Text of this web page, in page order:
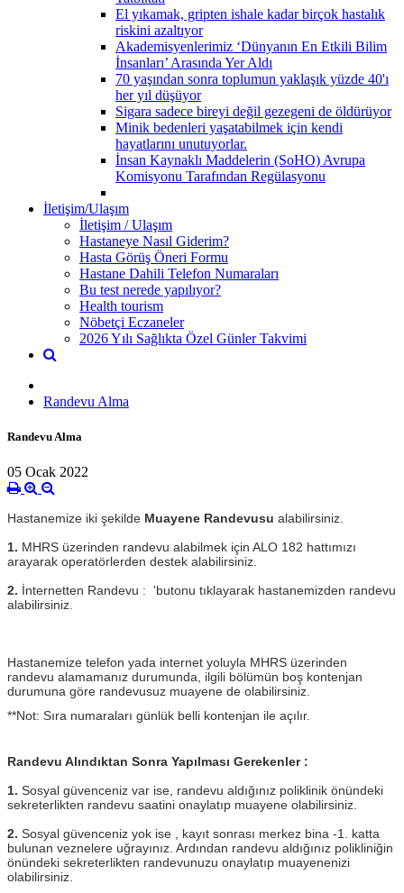
El yıkamak, gripten ishale kadar birçok hastalık
riskini azaltıyor
Akademisyenlerimiz ‘Dünyanın En Etkili Bilim
İnsanları’ Arasında Yer Aldı
70 yaşından sonra toplumun yaklaşık yüzde 40'ı
her yıl düşüyor
Sigara sadece bireyi değil gezegeni de öldürüyor
Minik bedenleri yaşatabilmek için kendi
hayatlarını unutuyorlar.
İnsan Kaynaklı Maddelerin (SoHO) Avrupa
Komisyonu Tarafından Regülasyonu
İletişim/Ulaşım
İletişim / Ulaşım
Hastaneye Nasıl Giderim?
Hasta Görüş Öneri Formu
Hastane Dahili Telefon Numaraları
Bu test nerede yapılıyor?
Health tourism
Nöbetçi Eczaneler
2026 Yılı Sağlıkta Özel Günler Takvimi
Randevu Alma
Randevu Alma
05 Ocak 2022
Hastanemize iki şekilde Muayene Randevusu alabilirsiniz.
1. MHRS üzerinden randevu alabilmek için ALO 182 hattımızı
arayarak operatörlerden destek alabilirsiniz.
2. İnternetten Randevu : 'butonu tıklayarak hastanemizden randevu
alabilirsiniz.
Hastanemize telefon yada internet yoluyla MHRS üzerinden
randevu alamamanız durumunda, ilgili bölümün boş kontenjan
durumuna göre randevusuz muayene de olabilirsiniz.
**Not: Sıra numaraları günlük belli kontenjan ile açılır.
Randevu Alındıktan Sonra Yapılması Gerekenler :
1. Sosyal güvenceniz var ise, randevu aldığınız poliklinik önündeki
sekreterlikten randevu saatini onaylatıp muayene olabilirsiniz.
2. Sosyal güvenceniz yok ise , kayıt sonrası merkez bina -1. katta
bulunan veznelere uğrayınız. Ardından randevu aldığınız polikliniğin
önündeki sekreterlikten randevunuzu onaylatıp muayenenizi
olabilirsiniz.